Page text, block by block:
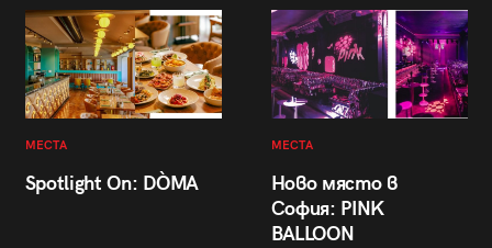
МЕСТА
Spotlight On: DÒMA
МЕСТА
Ново място в
София: PINK
BALLOON